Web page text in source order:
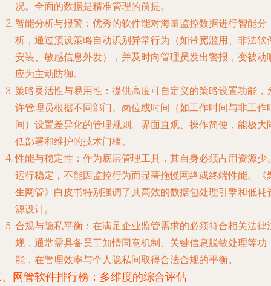
况。全面的数据是精准管理的前提。
智能分析与报警 ：优秀的软件能对海量监控数据进行智能分
析，通过预设策略自动识别异常行为（如带宽滥用、非法软
安装、敏感信息外发），并及时向管理员发出警报，变被动
应为主动防御。
策略灵活性与易用性 ：提供高度可自定义的策略设置功能，
许管理员根据不同部门、岗位或时间（如工作时间与非工作
间）设置差异化的管理规则。界面直观、操作简便，能极大
低部署和维护的技术门槛。
性能与稳定性 ：作为底层管理工具，其自身必须占用资源少
运行稳定，不能因监控行为而显著拖慢网络或终端性能。《
生网管》白皮书特别强调了其高效的数据包处理引擎和低耗
源设计。
合规与隐私平衡 ：在满足企业监管需求的必须符合相关法律
规，通常需具备员工知情同意机制、关键信息脱敏处理等功
能，在管理效率与个人隐私间取得合法合规的平衡。
网管软件排行榜：多维度的综合评估